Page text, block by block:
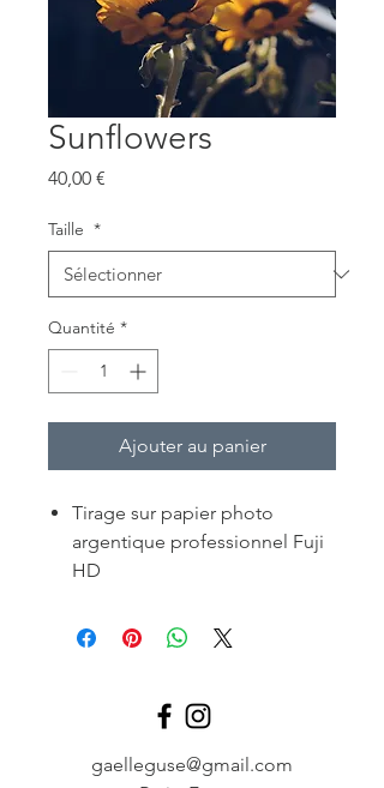
Sunflowers
40,00 €
Taille *
Quantité *
Ajouter au panier
Tirage sur papier photo
argentique professionnel Fuji
HD
gaelleguse@gmail.com